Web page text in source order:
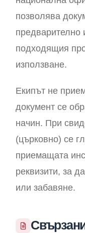
позволява
предварително
подходящия
използване.
Екипът не
документ се
начин. При
(църковно) се
приемащата
реквизити, за
или забавяне.